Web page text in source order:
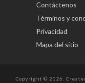
Contáctenos
Términos y
Privacidad
Mapa del sitio
Copyright © 2026.